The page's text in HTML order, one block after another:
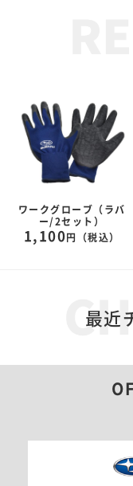
ワークグローブ（ラバ
ー/2セット）
1,100 円（税込）
最近